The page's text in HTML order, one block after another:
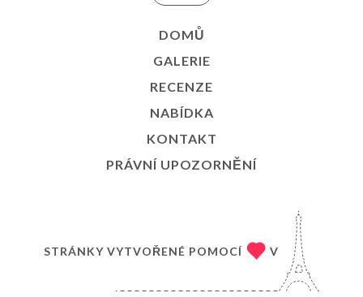
DOMŮ
GALERIE
RECENZE
NABÍDKA
KONTAKT
PRÁVNÍ UPOZORNĚNÍ
STRÁNKY VYTVOŘENÉ POMOCÍ V